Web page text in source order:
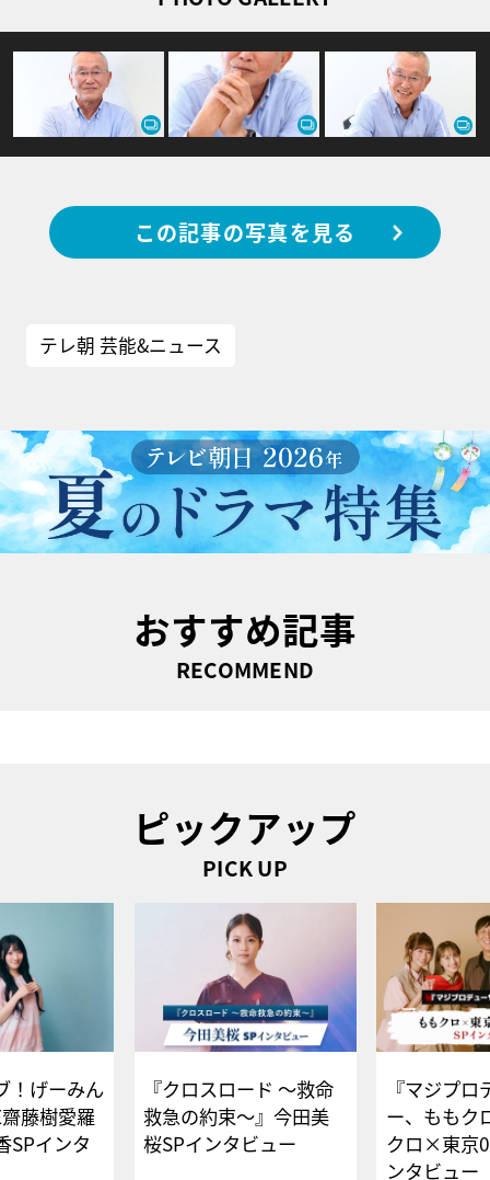
この記事の写真を見る
テレ朝 芸能&ニュース
おすすめ記事
RECOMMEND
ピックアップ
PICK UP
！げーみん
藤樹愛羅
SPインタ
『クロスロード ～救命
救急の約束～』今田美
桜SPインタビュー
『マジプロ
ー、ももク
クロ×東京
ンタビュー